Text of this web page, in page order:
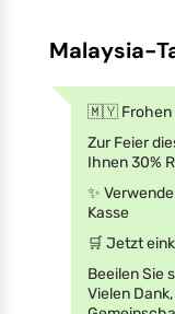
Malaysia-
🇲🇾 Frohen
Zur Feier
Ihnen 30%
✨
Kasse
🛒 Jetzt
Beeilen Sie
Vielen